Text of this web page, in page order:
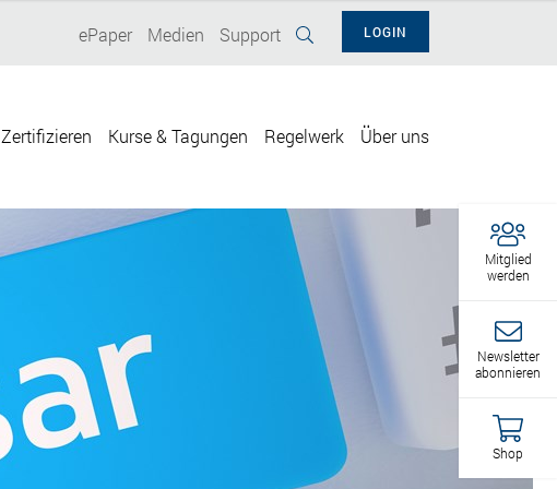
Mitglied
werden
Newsletter
abonnieren
Shop
LOGIN
ePaper Medien Support
Zertifizieren Kurse & Tagungen Regelwerk Über uns